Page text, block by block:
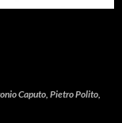
Caputo, Pietro Polito,